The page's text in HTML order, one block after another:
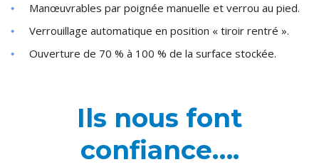
Manœuvrables par poignée manuelle et verrou au pied.
Verrouillage automatique en position « tiroir rentré ».
Ouverture de 70 % à 100 % de la surface stockée.
Ils nous font
confiance….